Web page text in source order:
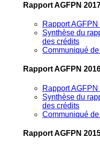
Rapport AGFPN
Rapport
Synthèse du
des crédits
Communiqué
Rapport AGFPN
Rapport
Synthèse du
des crédits
Communiqué
Rapport AGFPN